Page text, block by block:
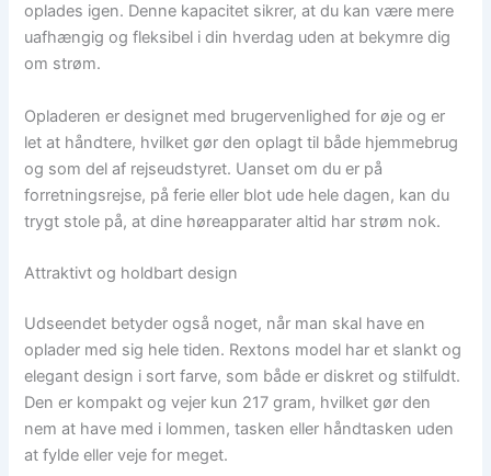
oplades igen. Denne kapacitet sikrer, at du kan være mere
uafhængig og fleksibel i din hverdag uden at bekymre dig
om strøm.
Opladeren er designet med brugervenlighed for øje og er
let at håndtere, hvilket gør den oplagt til både hjemmebrug
og som del af rejseudstyret. Uanset om du er på
forretningsrejse, på ferie eller blot ude hele dagen, kan du
trygt stole på, at dine høreapparater altid har strøm nok.
Attraktivt og holdbart design
Udseendet betyder også noget, når man skal have en
oplader med sig hele tiden. Rextons model har et slankt og
elegant design i sort farve, som både er diskret og stilfuldt.
Den er kompakt og vejer kun 217 gram, hvilket gør den
nem at have med i lommen, tasken eller håndtasken uden
at fylde eller veje for meget.